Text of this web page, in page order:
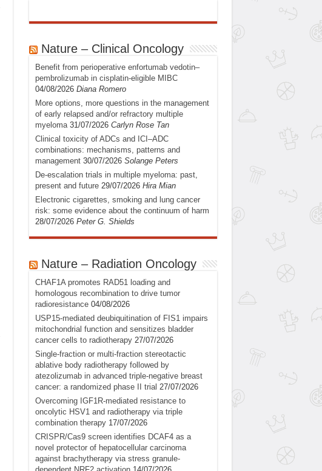
Nature – Clinical Oncology
Benefit from perioperative enfortumab vedotin–
pembrolizumab in cisplatin-eligible MIBC
04/08/2026 Diana Romero
More options, more questions in the management
of early relapsed and/or refractory multiple
myeloma 31/07/2026 Carlyn Rose Tan
Clinical toxicity of ADCs and ICI–ADC
combinations: mechanisms, patterns and
management 30/07/2026 Solange Peters
De-escalation trials in multiple myeloma: past,
present and future 29/07/2026 Hira Mian
Electronic cigarettes, smoking and lung cancer
risk: some evidence about the continuum of harm
28/07/2026 Peter G. Shields
Nature – Radiation Oncology
CHAF1A promotes RAD51 loading and
homologous recombination to drive tumor
radioresistance 04/08/2026
USP15-mediated deubiquitination of FIS1 impairs
mitochondrial function and sensitizes bladder
cancer cells to radiotherapy 27/07/2026
Single-fraction or multi-fraction stereotactic
ablative body radiotherapy followed by
atezolizumab in advanced triple-negative breast
cancer: a randomized phase II trial 27/07/2026
Overcoming IGF1R-mediated resistance to
oncolytic HSV1 and radiotherapy via triple
combination therapy 17/07/2026
CRISPR/Cas9 screen identifies DCAF4 as a
novel protector of hepatocellular carcinoma
against brachytherapy via stress granule-